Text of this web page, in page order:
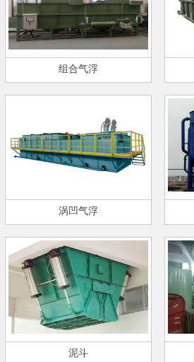
组合气浮
涡凹气浮
泥斗